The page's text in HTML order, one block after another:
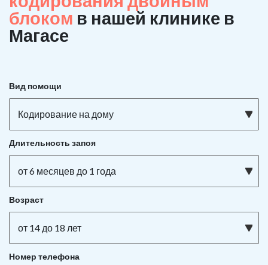
блоком в нашей клинике в
Магасе
Вид помощи
Кодирование на дому
Длительность запоя
от 6 месяцев до 1 года
Возраст
от 14 до 18 лет
Номер телефона